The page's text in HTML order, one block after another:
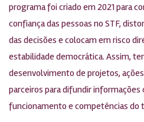
programa foi criado em 2021 para
confiança das pessoas no STF,
das decisões e colocam em risco
estabilidade democrática. Assim,
desenvolvimento de projetos,
parceiros para difundir
funcionamento e competências do